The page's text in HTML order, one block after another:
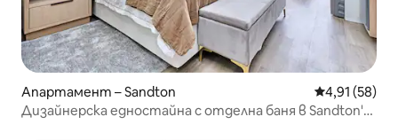
Апартамент – Sandton Средна
4,91 (58)
Дизайнерска едностайна с отделна баня в Sandton's